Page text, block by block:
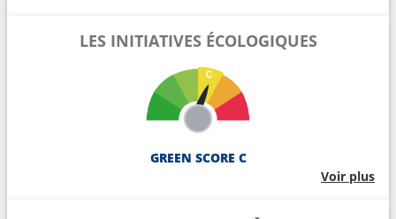
LES INITIATIVES ÉCOLOGIQUES
GREEN SCORE C
Voir plus